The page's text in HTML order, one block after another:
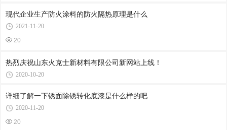
现代企业生产防火涂料的防火隔热原理是什么
2021-11-20
20
热烈庆祝山东火克士新材料有限公司新网站上线！
2020-10-20
详细了解一下锈面除锈转化底漆是什么样的吧
2020-11-20
20